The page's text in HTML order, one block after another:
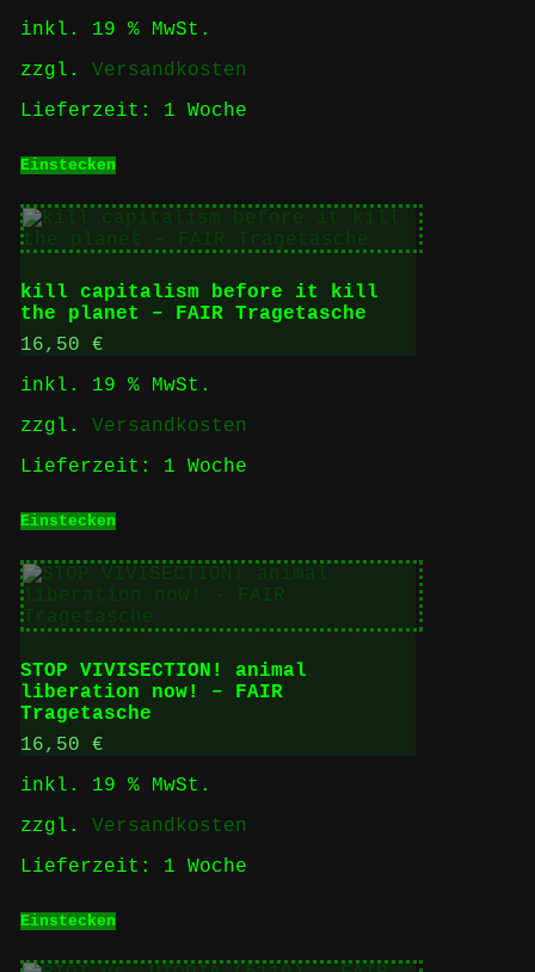
inkl. 19 % MwSt.
zzgl. Versandkosten
Lieferzeit: 1 Woche
Einstecken
kill capitalism before it kill
the planet – FAIR Tragetasche
16,50 €
inkl. 19 % MwSt.
zzgl. Versandkosten
Lieferzeit: 1 Woche
Einstecken
STOP VIVISECTION! animal
liberation now! – FAIR
Tragetasche
16,50 €
inkl. 19 % MwSt.
zzgl. Versandkosten
Lieferzeit: 1 Woche
Einstecken